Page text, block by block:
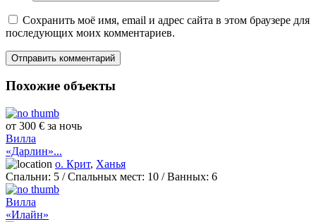
Сохранить моё имя, email и адрес сайта в этом браузере для
последующих моих комментариев.
Похожие объекты
от 300 € за ночь
Вилла
«Дарлин»...
о. Крит, Ханья
Спальни: 5 / Спальных мест: 10 /Ванных: 6
Вилла
«Илайн»